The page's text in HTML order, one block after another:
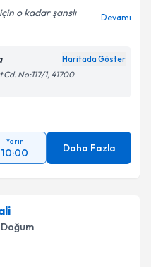
o kadar şanslı
Devamı
Haritada Göster
No:117/1, 41700
Yarın
10:00 Daha Fazla
Doğum